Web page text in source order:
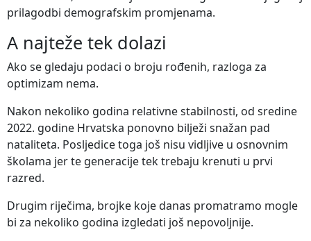
prilagodbi demografskim promjenama.
A najteže tek dolazi
Ako se gledaju podaci o broju rođenih, razloga za
optimizam nema.
Nakon nekoliko godina relativne stabilnosti, od sredine
2022. godine Hrvatska ponovno bilježi snažan pad
nataliteta. Posljedice toga još nisu vidljive u osnovnim
školama jer te generacije tek trebaju krenuti u prvi
razred.
Drugim riječima, brojke koje danas promatramo mogle
bi za nekoliko godina izgledati još nepovoljnije.